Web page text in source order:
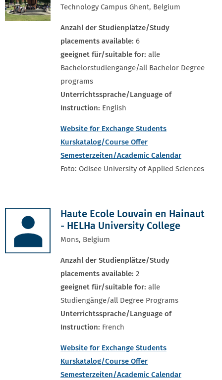
Technology Campus Ghent, Belgium
Anzahl der Studienplätze/Study
placements available: 6
geeignet für/suitable for: alle
Bachelorstudiengänge/all Bachelor Degree
programs
Unterrichtssprache/Language of
Instruction: English
Website for Exchange Students
Kurskatalog/Course Offer
Semesterzeiten/Academic Calendar
Foto: Odisee University of Applied Sciences
Haute Ecole Louvain en Hainaut
- HELHa University College
Mons, Belgium
Anzahl der Studienplätze/Study
placements available: 2
geeignet für/suitable for: alle
Studiengänge/all Degree Programs
Unterrichtssprache/Language of
Instruction: French
Website for Exchange Students
Kurskatalog/Course Offer
Semesterzeiten/Academic Calendar